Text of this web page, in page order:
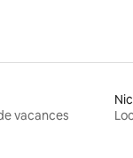
vacances